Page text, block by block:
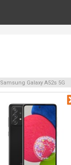
Samsung Galaxy A52s 5G